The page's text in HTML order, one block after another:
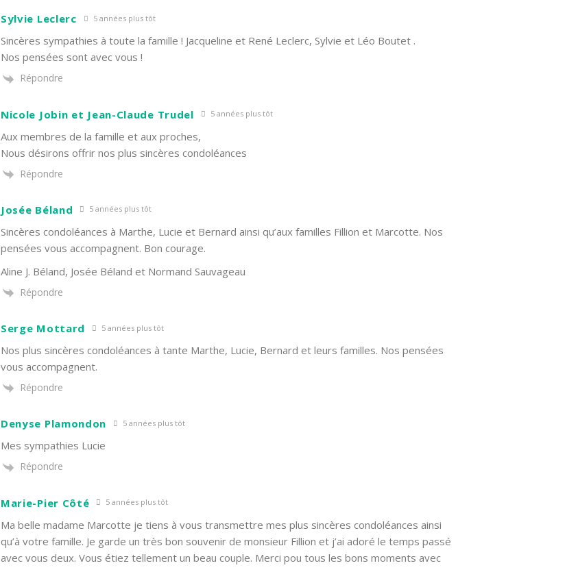
Sylvie Leclerc 5 années plus tôt
Sincères sympathies à toute la famille ! Jacqueline et René Leclerc, Sylvie et Léo Boutet .
Nos pensées sont avec vous !
Répondre
Nicole Jobin et Jean-Claude Trudel 5 années plus tôt
Aux membres de la famille et aux proches,
Nous désirons offrir nos plus sincères condoléances
Répondre
Josée Béland 5 années plus tôt
Sincères condoléances à Marthe, Lucie et Bernard ainsi qu’aux familles Fillion et Marcotte. Nos
pensées vous accompagnent. Bon courage.
Aline J. Béland, Josée Béland et Normand Sauvageau
Répondre
Serge Mottard 5 années plus tôt
Nos plus sincères condoléances à tante Marthe, Lucie, Bernard et leurs familles. Nos pensées
vous accompagnent.
Répondre
Denyse Plamondon 5 années plus tôt
Mes sympathies Lucie
Répondre
Marie-Pier Côté 5 années plus tôt
Ma belle madame Marcotte je tiens à vous transmettre mes plus sincères condoléances ainsi
qu’à votre famille. Je garde un très bon souvenir de monsieur Fillion et j’ai adoré le temps passé
avec vous deux. Vous étiez tellement un beau couple. Merci pou tous les bons moments avec